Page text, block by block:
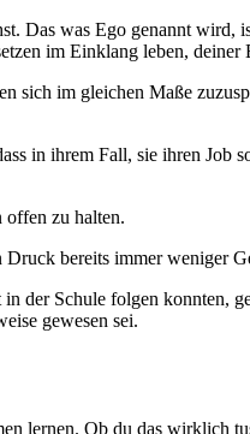
Das was Ego genannt wird,
im Einklang leben,
im gleichen Maße
in ihrem Fall, sie ihren Job
offen zu halten.
Druck bereits immer weniger
der Schule folgen konnten,
gewesen sei.
lernen. Ob du das wirklich